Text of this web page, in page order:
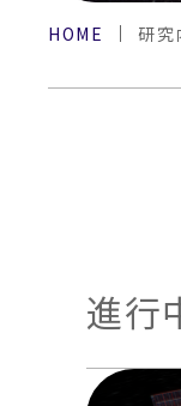
HOME 研究
進行